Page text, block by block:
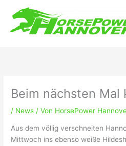
Inhalt
springen
Beim nächsten Mal
/ News / Von HorsePower
Aus dem völlig verschneiten
Mittwoch ins ebenso weiße